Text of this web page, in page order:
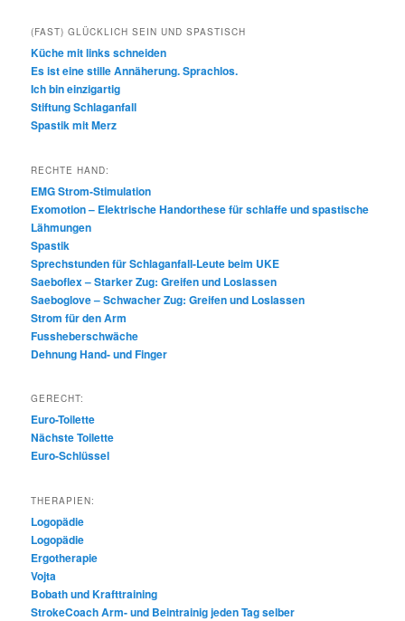
(FAST) GLÜCKLICH SEIN UND SPASTISCH
Küche mit links schneiden
Es ist eine stille Annäherung. Sprachlos.
Ich bin einzigartig
Stiftung Schlaganfall
Spastik mit Merz
RECHTE HAND:
EMG Strom-Stimulation
Exomotion – Elektrische Handorthese für schlaffe und spastische
Lähmungen
Spastik
Sprechstunden für Schlaganfall-Leute beim UKE
Saeboflex – Starker Zug: Greifen und Loslassen
Saeboglove – Schwacher Zug: Greifen und Loslassen
Strom für den Arm
Fussheberschwäche
Dehnung Hand- und Finger
GERECHT:
Euro-Toilette
Nächste Toilette
Euro-Schlüssel
THERAPIEN:
Logopädie
Logopädie
Ergotherapie
Vojta
Bobath und Krafttraining
StrokeCoach Arm- und Beintrainig jeden Tag selber